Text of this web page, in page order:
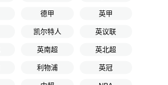
德甲 英甲
凯尔特人 英议联
英南超 英北超
利物浦 英冠